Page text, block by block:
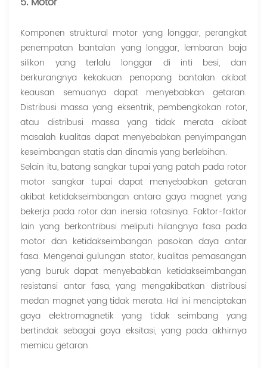
Komponen struktural motor yang longgar, perangkat
penempatan bantalan yang longgar, lembaran baja
silikon yang terlalu longgar di inti besi, dan
berkurangnya kekakuan penopang bantalan akibat
keausan semuanya dapat menyebabkan getaran.
Distribusi massa yang eksentrik, pembengkokan rotor,
atau distribusi massa yang tidak merata akibat
masalah kualitas dapat menyebabkan penyimpangan
keseimbangan statis dan dinamis yang berlebihan.
Selain itu, batang sangkar tupai yang patah pada rotor
motor sangkar tupai dapat menyebabkan getaran
akibat ketidakseimbangan antara gaya magnet yang
bekerja pada rotor dan inersia rotasinya. Faktor-faktor
lain yang berkontribusi meliputi hilangnya fasa pada
motor dan ketidakseimbangan pasokan daya antar
fasa. Mengenai gulungan stator, kualitas pemasangan
yang buruk dapat menyebabkan ketidakseimbangan
resistansi antar fasa, yang mengakibatkan distribusi
medan magnet yang tidak merata. Hal ini menciptakan
gaya elektromagnetik yang tidak seimbang yang
bertindak sebagai gaya eksitasi, yang pada akhirnya
memicu getaran.